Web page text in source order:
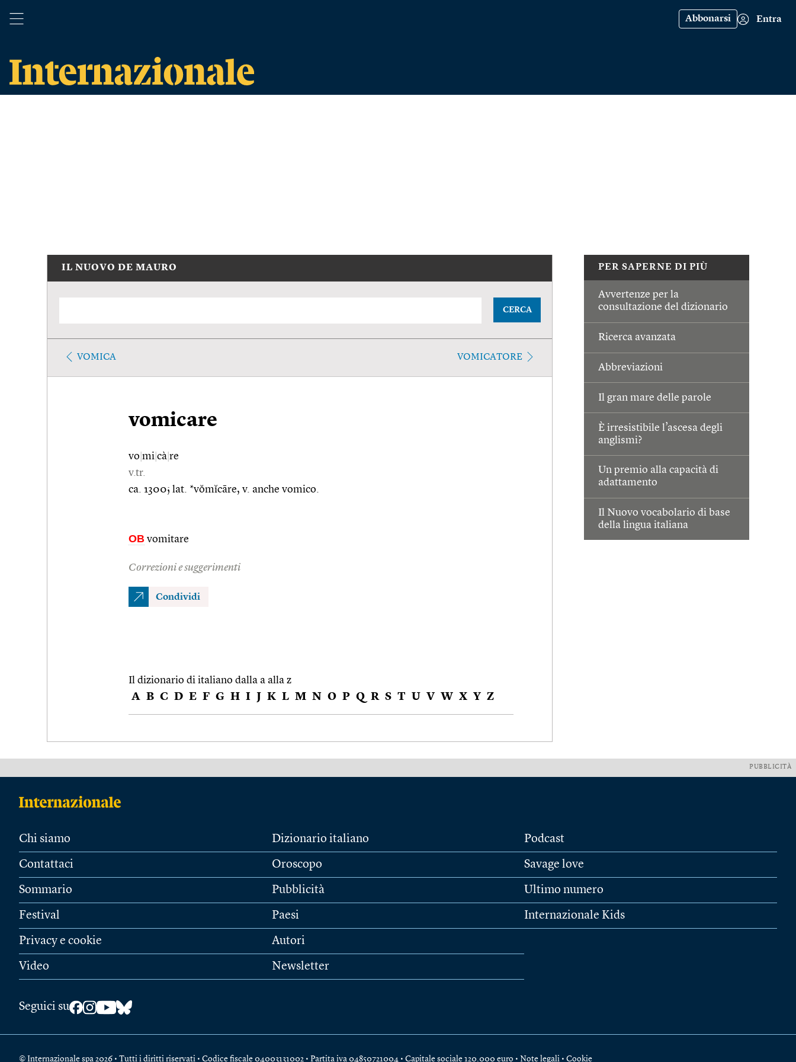
Abbonarsi Entra
PER SAPERNE DI PIÙ
Avvertenze per la
consultazione del dizionario
Ricerca avanzata
Abbreviazioni
Il gran mare delle parole
È irresistibile l’ascesa degli
anglismi?
Un premio alla capacità di
adattamento
Il Nuovo vocabolario di base
della lingua italiana
IL NUOVO DE MAURO
CERCA
VOMICA VOMICATORE
vomicare
vo mi cà re
v.tr.
ca. 1300; lat. *vŏmĭcāre, v. anche vomico.
OB vomitare
Correzioni e suggerimenti
Condividi
Il dizionario di italiano dalla a alla z
A B C D E F G H I J K L M N O P Q R S T U V W X Y Z
PUBBLICITÀ
Chi siamo
Contattaci
Sommario
Festival
Privacy e cookie
Video
Dizionario italiano
Oroscopo
Pubblicità
Paesi
Autori
Newsletter
Podcast
Savage love
Ultimo numero
Internazionale Kids
Seguici su
© Internazionale spa 2026 • Tutti i diritti riservati • Codice fiscale 04003131002 • Partita iva 04850721004 • Capitale sociale 120.000 euro • Note legali • Cookie